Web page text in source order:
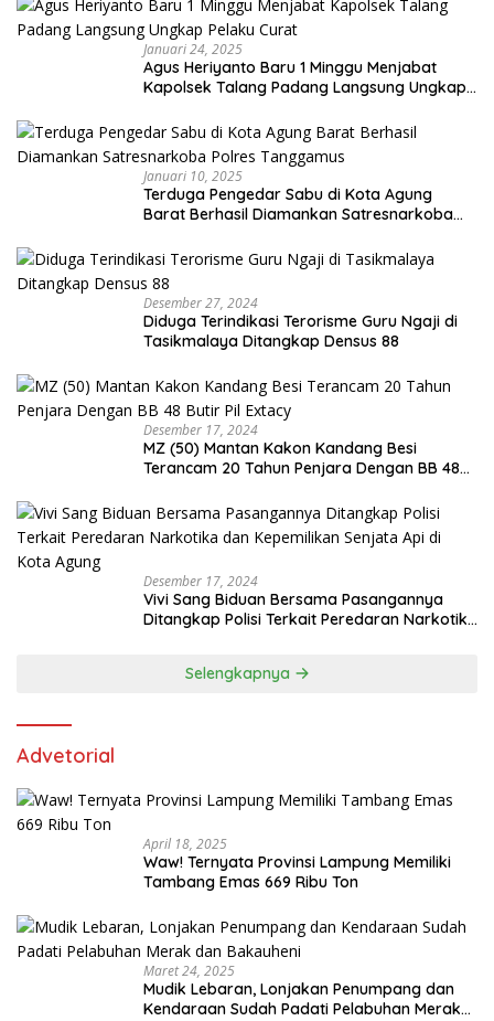
Januari 24, 2025
Agus Heriyanto Baru 1 Minggu Menjabat
Kapolsek Talang Padang Langsung Ungkap
Januari 10, 2025
Terduga Pengedar Sabu di Kota Agung
Barat Berhasil Diamankan Satresnarkoba
Desember 27, 2024
Diduga Terindikasi Terorisme Guru Ngaji di
Tasikmalaya Ditangkap Densus 88
Desember 17, 2024
MZ (50) Mantan Kakon Kandang Besi
Terancam 20 Tahun Penjara Dengan BB 48
Desember 17, 2024
Vivi Sang Biduan Bersama Pasangannya
Ditangkap Polisi Terkait Peredaran Narkotika
Selengkapnya
Advetorial
April 18, 2025
Waw! Ternyata Provinsi Lampung Memiliki
Tambang Emas 669 Ribu Ton
Maret 24, 2025
Mudik Lebaran, Lonjakan Penumpang dan
Kendaraan Sudah Padati Pelabuhan Merak